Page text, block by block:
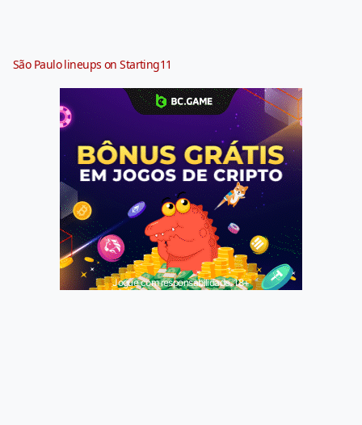
São Paulo lineups on Starting11
Jogue com responsabilidade. 18+